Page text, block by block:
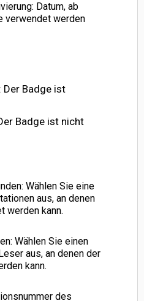
Datum, ab
verwendet werden
Der Badge ist
Badge ist nicht
Wählen Sie eine
aus, an denen
werden kann.
Wählen Sie einen
aus, an denen der
kann.
des